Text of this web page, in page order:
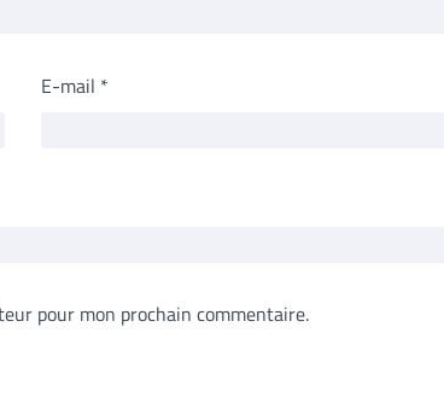
E-mail *
pour mon prochain commentaire.